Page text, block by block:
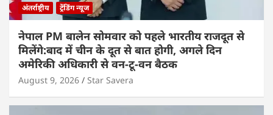
अंतर्राष्ट्रीय ट्रेंडिंग न्यूज
नेपाल PM बालेन सोमवार को पहले भारतीय राजदूत से
मिलेंगे:बाद में चीन के दूत से बात होगी, अगले दिन
अमेरिकी अधिकारी से वन-टू-वन बैठक
August 9, 2026 Star Savera